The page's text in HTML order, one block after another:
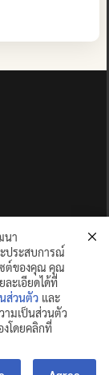
ญญา)
RIGHTS
นา
ประสบการณ์
ซต์ของคุณ คุณ
ละเอียดได้ที่
ส่วนตัว และ
ามเป็นส่วนตัว
งโดยคลิกที่